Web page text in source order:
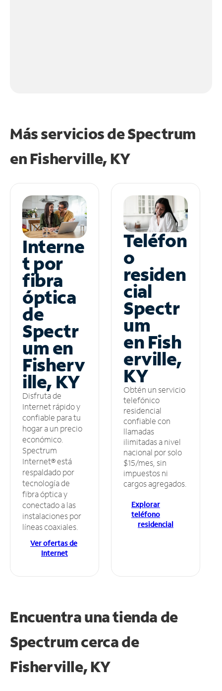
Más servicios de Spectrum
en Fisherville, KY
Interne
t por
fibra
óptica
de
Spectr
um en
Fisherv
ille, KY
Disfruta de
Internet rápido y
confiable para tu
hogar a un precio
económico.
Spectrum
Internet® está
respaldado por
tecnología de
fibra óptica y
conectado a las
instalaciones por
líneas coaxiales.
Ver ofertas de
Internet
Teléfon
o
residen
cial
Spectr
um
en Fish
erville,
KY
Obtén un servicio
telefónico
residencial
confiable con
llamadas
ilimitadas a nivel
nacional por solo
$15/mes, sin
impuestos ni
cargos agregados.
Explorar
teléfono
residencial
Encuentra una tienda de
Spectrumcerca de
Fisherville, KY